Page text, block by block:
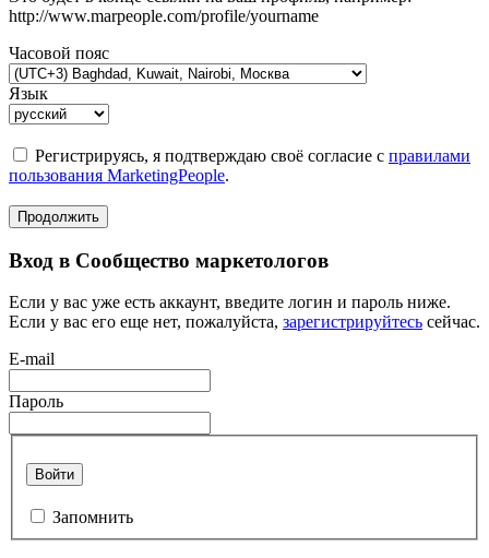
http://www.marpeople.com/profile/yourname
Часовой пояс
Язык
Регистрируясь, я подтверждаю своё согласие с правилами
пользования MarketingPeople.
Продолжить
Вход в Сообщество маркетологов
Если у вас уже есть аккаунт, введите логин и пароль ниже.
Если у вас его еще нет, пожалуйста, зарегистрируйтесь сейчас.
E-mail
Пароль
Войти
Запомнить